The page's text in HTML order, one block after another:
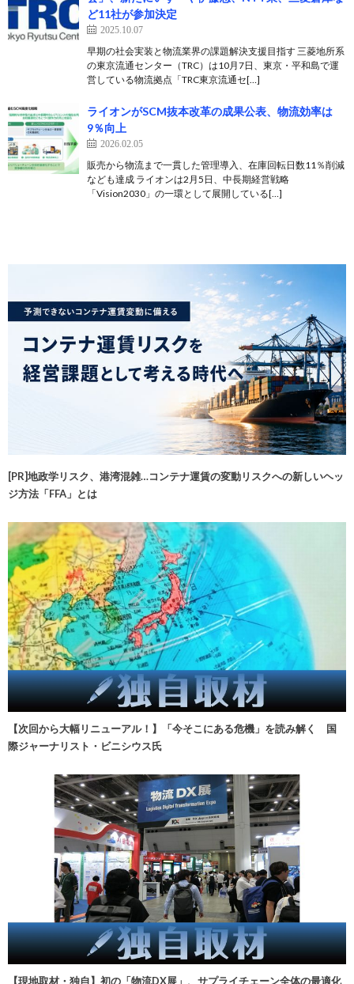
ど11社が参加決定
2025.10.07
早期の社会実装と物流業界の課題解決支援目指す 三菱地所系
の東京流通センター（TRC）は10月7日、東京・平和島で運
営している物流拠点「TRC東京流通セ[…]
ライオンがSCM抜本改革の成果公表、物流効率は
9％向上
2026.02.05
販売から物流まで一貫した管理導入、在庫回転日数11％削減
なども達成 ライオンは2月5日、中長期経営戦略
「Vision2030」の一環として展開している[…]
[PR]地政学リスク、港湾混雑…コンテナ運賃の変動リスクへの新しいヘッ
ジ方法「FFA」とは
【次回から大幅リニューアル！】「今そこにある危機」を読み解く 国
際ジャーナリスト・ビニシウス氏
【現地取材・独自】初の「物流DX展」、サプライチェーン全体の最適化